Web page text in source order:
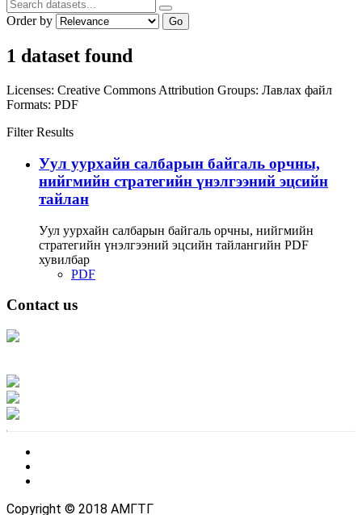
Order by Go
1 dataset found
Licenses: Creative Commons Attribution Groups: Лавлах файл
Formats: PDF
Filter Results
Уул уурхайн салбарын байгаль орчны,
нийгмийн стратегийн үнэлгээний эцсийн
тайлан
Уул уурхайн салбарын байгаль орчны, нийгмийн
стратегийн үнэлгээний эцсийн тайлангийн PDF
хувилбар
PDF
Contact us
Copyright © 2018 АМГТГ